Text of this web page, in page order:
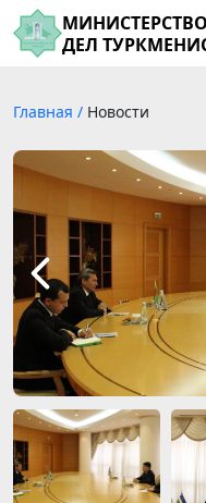
ДЕЛ
Главная / Новости